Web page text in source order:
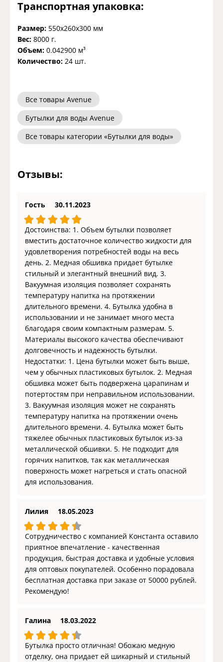
Транспортная упаковка:
Размер: 550x260x300 мм
Вес: 8000 г.
Объем: 0.042900 м³
Количество: 24 шт.
Все товары Avenue
Бутылки для воды Avenue
Все товары категории «Бутылки для воды»
Отзывы:
Гость 30.11.2023
Достоинства: 1. Объем бутылки позволяет
вместить достаточное количество жидкости для
удовлетворения потребностей воды на весь
день. 2. Медная обшивка придает бутылке
стильный и элегантный внешний вид. 3.
Вакуумная изоляция позволяет сохранять
температуру напитка на протяжении
длительного времени. 4. Бутылка удобна в
использовании и не занимает много места
благодаря своим компактным размерам. 5.
Материалы высокого качества обеспечивают
долговечность и надежность бутылки.
Недостатки: 1. Цена бутылки может быть выше,
чем у обычных пластиковых бутылок. 2. Медная
обшивка может быть подвержена царапинам и
потертостям при неправильном использовании.
3. Вакуумная изоляция может не сохранять
температуру напитка на протяжении очень
длительного времени. 4. Бутылка может быть
тяжелее обычных пластиковых бутылок из-за
металлической обшивки. 5. Не подходит для
горячих напитков, так как металлическая
поверхность может нагреться и стать опасной
для использования.
Лилия 18.05.2023
Сотрудничество с компанией Константа оставило
приятное впечатление - качественная
продукция, быстрая доставка и удобные условия
для оптовых покупателей. Особенно порадовала
бесплатная доставка при заказе от 50000 рублей.
Рекомендую!
Галина 18.03.2022
Бутылка просто отличная! Обожаю медную
отделку, она придает ей шикарный и стильный